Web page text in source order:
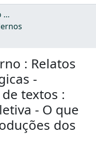
Acervo Educador Paulo Freire
: Relatos
-
textos :
- O que
dos